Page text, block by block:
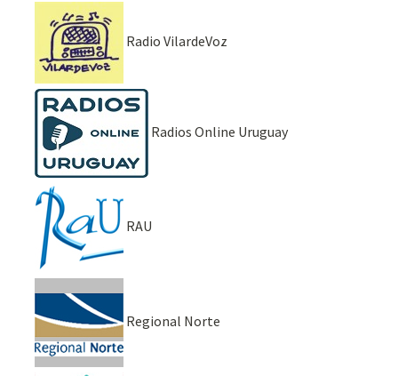
Radio VilardeVoz
Radios Online Uruguay
RAU
Regional Norte